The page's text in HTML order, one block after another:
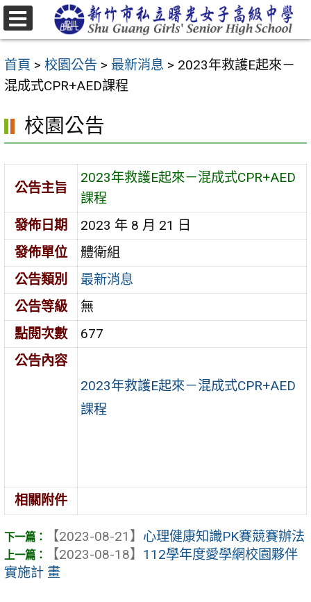
跳
至
要
內
區
首頁 > 校園公告 > 最新消息 > 2023年救護E起來－
混成式CPR+AED課程
校園公告
公告主旨
2023年救護E起來－混成式CPR+AED
課程
發佈日期
2023 年 8 月 21 日
發佈單位
體衛組
公告類別
最新消息
公告等級
無
點閱次數
677
公告內容
2023年救護E起來－混成式CPR+AED
課程
相關附件
【2023-08-21】 心理健康知識PK賽競賽辦法
【2023-08-18】 112學年度愛學網校園夥伴
實施計 畫
選
單